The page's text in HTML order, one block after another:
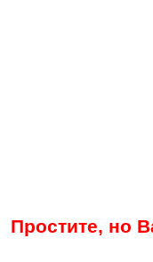
Простите, но